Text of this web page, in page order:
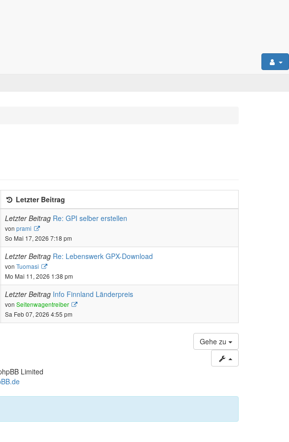
Letzter Beitrag
Letzter Beitrag Re: GPI selber erstellen
von prami
Beitrag
So Mai 17, 2026 7:18 pm
Letzter Beitrag Re: Lebenswerk GPX-Download
von Tuomasi
Beitrag
Mo Mai 11, 2026 1:38 pm
Letzter Beitrag Info Finnland Länderpreis
von Seitenwagentreiber
Sa Feb 07, 2026 4:55 pm
Gehe zu
Limited